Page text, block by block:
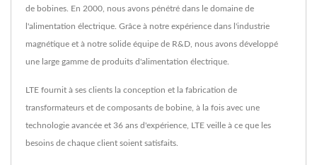
de bobines. En 2000, nous avons pénétré dans le domaine de
l'alimentation électrique. Grâce à notre expérience dans l'industrie
magnétique et à notre solide équipe de R&D, nous avons développé
une large gamme de produits d'alimentation électrique.
LTE fournit à ses clients la conception et la fabrication de
transformateurs et de composants de bobine, à la fois avec une
technologie avancée et 36 ans d'expérience, LTE veille à ce que les
besoins de chaque client soient satisfaits.